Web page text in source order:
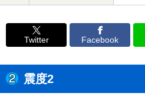
Twitter Facebook
震度2